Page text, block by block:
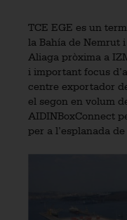
TCE EGE es un
la Bahía de Nemrut
Aliaga pròxima a
i important focus
centre exportador
el segon en volum
AIDINBoxConnect
per a l’esplanada